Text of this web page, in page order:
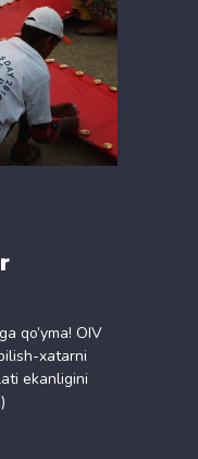
qo’yma! OIV
xatarni
ekanligini